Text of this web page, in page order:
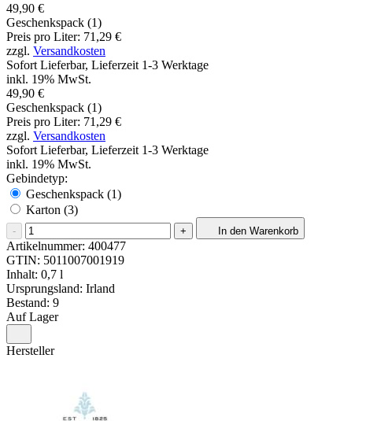
49,90 €
Geschenkspack (1)
Preis pro Liter: 71,29 €
zzgl. Versandkosten
Sofort Lieferbar, Lieferzeit 1-3 Werktage
inkl. 19% MwSt.
49,90 €
Geschenkspack (1)
Preis pro Liter: 71,29 €
zzgl. Versandkosten
Sofort Lieferbar, Lieferzeit 1-3 Werktage
inkl. 19% MwSt.
Gebindetyp:
Geschenkspack (1)
Karton (3)
- + In den Warenkorb
Artikelnummer: 400477
GTIN: 5011007001919
Inhalt: 0,7 l
Ursprungsland: Irland
Bestand: 9
Auf Lager
Hersteller